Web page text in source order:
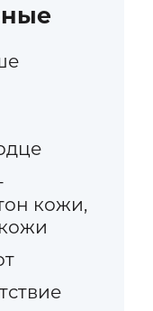
кожи,